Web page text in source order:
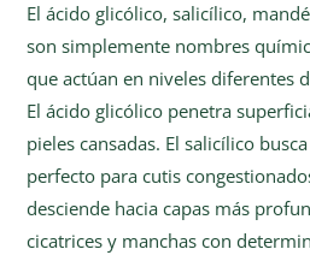
El ácido glicólico, salicílico,
son simplemente nombres
que actúan en niveles diferentes
El ácido glicólico penetra
pieles cansadas. El salicílico
perfecto para cutis
desciende hacia capas más
cicatrices y manchas con